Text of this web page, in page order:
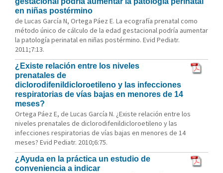
en niñas postérmino
de Lucas García N, Ortega Páez E. La ecografía prenatal como
método único de cálculo de la edad gestacional podría aumentar
la patología perinatal en niñas postérmino. Evid Pediatr.
2011;7:13.
¿Existe relación entre los niveles
prenatales de
diclorodifenildicloroetileno y las infecciones
respiratorias de vías bajas en menores de 14
meses?
Ortega Páez E, de Lucas García N. ¿Existe relación entre los
niveles prenatales de diclorodifenildicloroetileno y las
infecciones respiratorias de vías bajas en menores de 14
meses? Evid Pediatr. 2010;6:75.
¿Ayuda en la práctica un estudio de
conveniencia a indicar